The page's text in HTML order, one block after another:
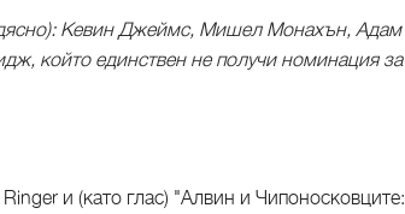
Кевин Джеймс, Мишел Монахън, Адам
който единствен не получи номинация за
и (като глас) "Алвин и Чипоносковците: